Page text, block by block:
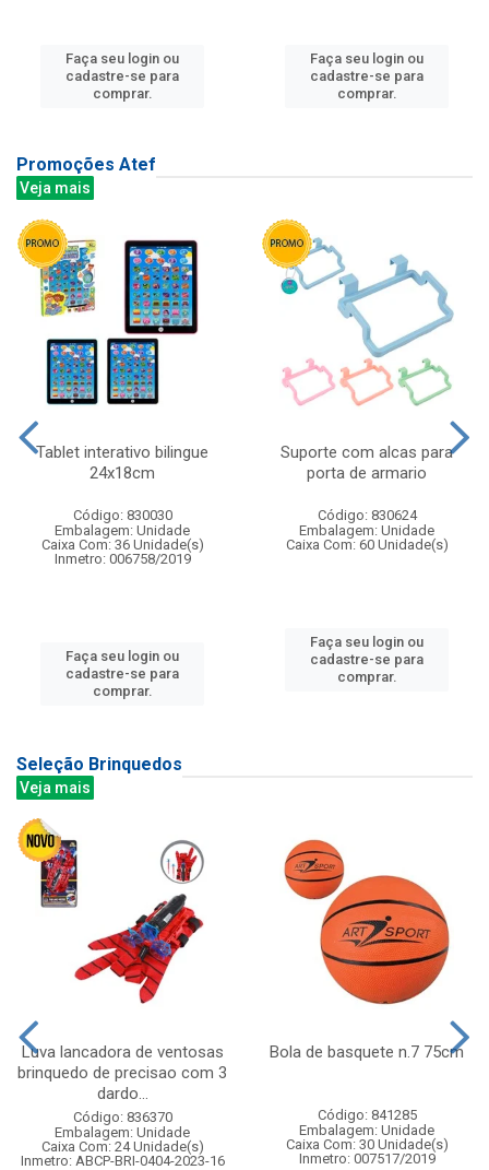
Faça seu login ou
cadastre-se para
comprar.
Faça seu login ou
cadastre-se para
comprar.
Promoções Atef
Veja mais
Tablet interativo bilingue
24x18cm
Código: 830030
Embalagem: Unidade
Caixa Com: 36 Unidade(s)
Inmetro: 006758/2019
Faça seu login ou
cadastre-se para
comprar.
Suporte com alcas para
porta de armario
Código: 830624
Embalagem: Unidade
Caixa Com: 60 Unidade(s)
Faça seu login ou
cadastre-se para
comprar.
Seleção Brinquedos
Veja mais
Luva lancadora de ventosas
brinquedo de precisao com 3
dardo...
Código: 836370
Embalagem: Unidade
Caixa Com: 24 Unidade(s)
Inmetro: ABCP-BRI-0404-2023-16
Bola de basquete n.7 75cm
Código: 841285
Embalagem: Unidade
Caixa Com: 30 Unidade(s)
Inmetro: 007517/2019